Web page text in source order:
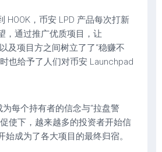
HOOK，币安 LPD 产品每次打新
，通过推广优质项目，让
及项目方之间树立了了“稳赚不
也给予了人们对币安 Launchpad
为每个持有者的信念与“拉盘警
使下，越来越多的投资者开始信
始成为了各大项目的最终归宿。